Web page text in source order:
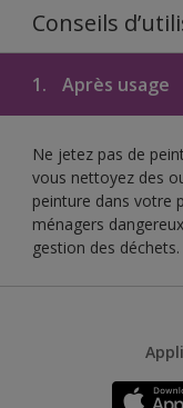
Conseils
1. Après usage
Ne jetez pas de
vous nettoyez des
peinture dans votre
ménagers
gestion des déchets.